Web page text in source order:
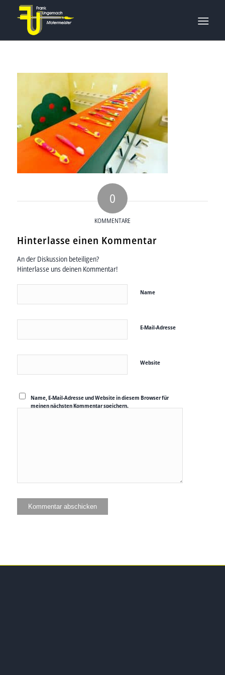
0
KOMMENTARE
Hinterlasse einen Kommentar
An der Diskussion beteiligen?
Hinterlasse uns deinen Kommentar!
Name
E-Mail-Adresse
Website
Name, E-Mail-Adresse und Website in diesem Browser für
meinen nächsten Kommentar speichern.